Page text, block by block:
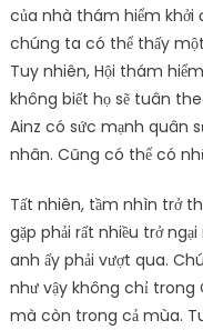
của nhà thám hiểm khởi
chúng ta có thể thấy
Tuy nhiên, Hội thám
không biết họ sẽ tuân
Ainz có sức mạnh quân
nhân. Cũng có thể có
Tất nhiên, tầm nhìn trở
gặp phải rất nhiều trở
anh ấy phải vượt qua.
như vậy không chỉ trong
mà còn trong cả mùa.